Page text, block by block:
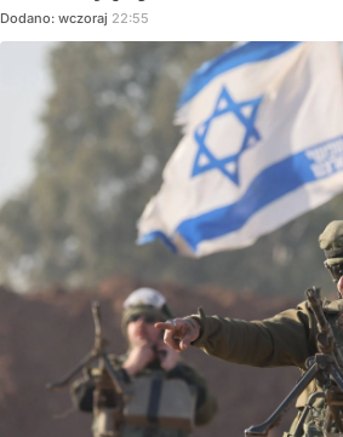
Dodano: wczoraj 22:55